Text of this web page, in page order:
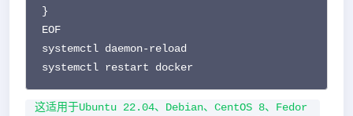
}
EOF
systemctl daemon-reload
systemctl restart docker
这适用于Ubuntu 22.04、Debian、CentOS 8、Fedor